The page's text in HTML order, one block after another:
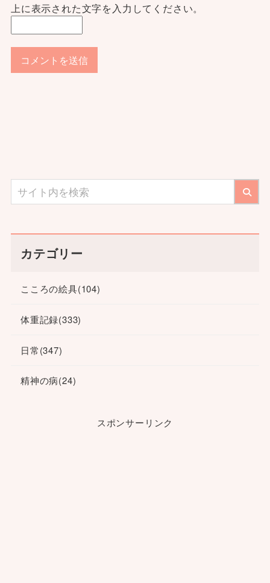
上に表示された文字を入力してください。
カテゴリー
こころの絵具(104)
体重記録(333)
日常(347)
精神の病(24)
スポンサーリンク